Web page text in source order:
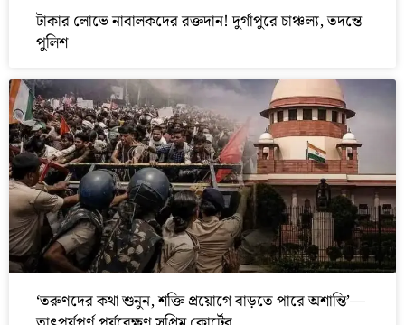
টাকার লোভে নাবালকদের রক্তদান! দুর্গাপুরে চাঞ্চল্য, তদন্তে
পুলিশ
‘তরুণদের কথা শুনুন, শক্তি প্রয়োগে বাড়তে পারে অশান্তি’—